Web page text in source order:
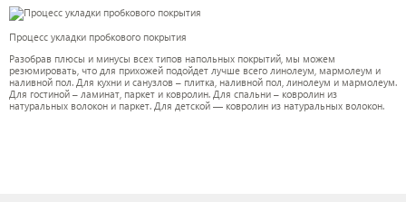
Процесс укладки пробкового покрытия
Разобрав плюсы и минусы всех типов напольных покрытий, мы можем
резюмировать, что для прихожей подойдет лучше всего линолеум, мармолеум и
наливной пол. Для кухни и санузлов – плитка, наливной пол, линолеум и мармолеум.
Для гостиной – ламинат, паркет и ковролин. Для спальни – ковролин из
натуральных волокон и паркет. Для детской — ковролин из натуральных волокон.